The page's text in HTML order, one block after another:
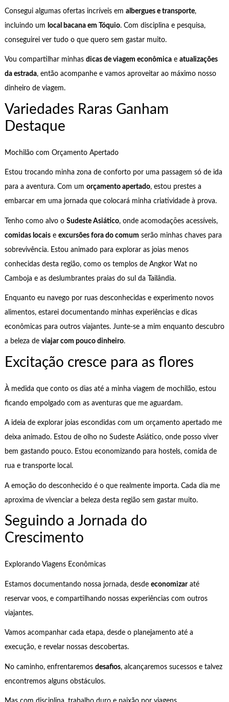
Consegui algumas ofertas incríveis em albergues e transporte,
incluindo um local bacana em Tóquio. Com disciplina e pesquisa,
conseguirei ver tudo o que quero sem gastar muito.
Vou compartilhar minhas dicas de viagem econômicae atualizações
da estrada, então acompanhe e vamos aproveitar ao máximo nosso
dinheiro de viagem.
Variedades Raras Ganham
Destaque
Mochilão com Orçamento Apertado
Estou trocando minha zona de conforto por uma passagem só de ida
para a aventura. Com um orçamento apertado, estou prestes a
embarcar em uma jornada que colocará minha criatividade à prova.
Tenho como alvo o Sudeste Asiático, onde acomodações acessíveis,
comidas locaise excursões fora do comum serão minhas chaves para
sobrevivência. Estou animado para explorar as joias menos
conhecidas desta região, como os templos de Angkor Wat no
Camboja e as deslumbrantes praias do sul da Tailândia.
Enquanto eu navego por ruas desconhecidas e experimento novos
alimentos, estarei documentando minhas experiências e dicas
econômicas para outros viajantes. Junte-se a mim enquanto descubro
a beleza de viajar com pouco dinheiro.
Excitação cresce para as flores
À medida que conto os dias até a minha viagem de mochilão, estou
ficando empolgado com as aventuras que me aguardam.
A ideia de explorar joias escondidas com um orçamento apertado me
deixa animado. Estou de olho no Sudeste Asiático, onde posso viver
bem gastando pouco. Estou economizando para hostels, comida de
rua e transporte local.
A emoção do desconhecido é o que realmente importa. Cada dia me
aproxima de vivenciar a beleza desta região sem gastar muito.
Seguindo a Jornada do
Crescimento
Explorando Viagens Econômicas
Estamos documentando nossa jornada, desde economizaraté
reservar voos, e compartilhando nossas experiências com outros
viajantes.
Vamos acompanhar cada etapa, desde o planejamento até a
execução, e revelar nossas descobertas.
No caminho, enfrentaremos desafios, alcançaremos sucessos e talvez
encontremos alguns obstáculos.